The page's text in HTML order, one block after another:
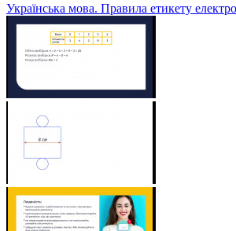
Українська мова. Правила етикету